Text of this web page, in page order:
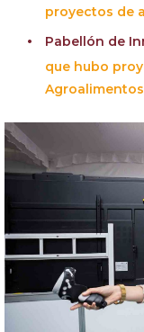
proyectos de
Pabellón de
que hubo